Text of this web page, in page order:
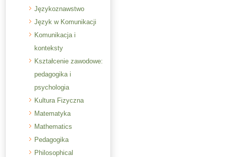
Językoznawstwo
Język w Komunikacji
Komunikacja i
konteksty
Kształcenie zawodowe:
pedagogika i
psychologia
Kultura Fizyczna
Matematyka
Mathematics
Pedagogika
Philosophical